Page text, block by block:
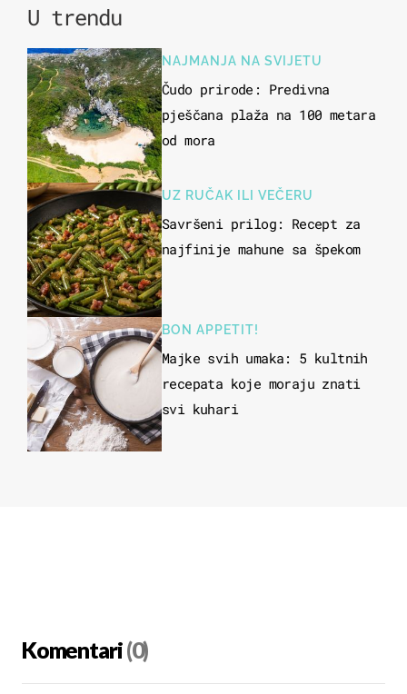
U trendu
NAJMANJA NA SVIJETU
Čudo prirode: Predivna
pješčana plaža na 100 metara
od mora
UZ RUČAK ILI VEČERU
Savršeni prilog: Recept za
najfinije mahune sa špekom
BON APPETIT!
Majke svih umaka: 5 kultnih
recepata koje moraju znati
svi kuhari
Komentari(0)